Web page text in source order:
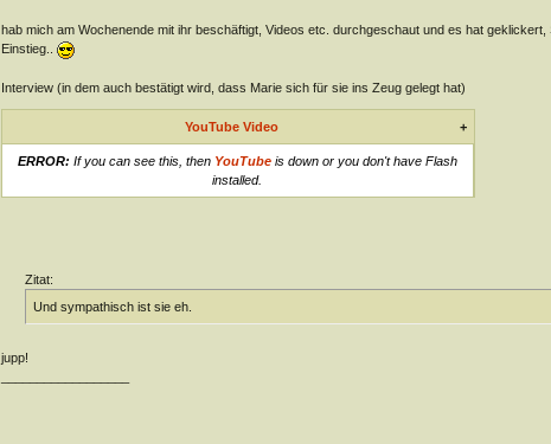
hab mich am Wochenende mit ihr beschäftigt, Videos etc. durchgeschaut und es hat
Einstieg..
Interview (in dem auch bestätigt wird, dass Marie sich für sie ins Zeug gelegt hat)
+
YouTube Video
ERROR: If you can see this, then YouTubeis down or you don't have Flash
installed.
Zitat:
Und sympathisch ist sie eh.
jupp!